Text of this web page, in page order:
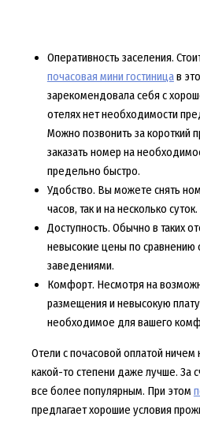
Оперативность заселения.
почасовая мини гостиницав
зарекомендовала себя с
отелях нет необходимости
Можно позвонить за короткий
заказать номер на
предельно быстро.
Удобство. Вы можете снять
часов, так и на несколько
Доступность. Обычно в таких
невысокие цены по сравнению
заведениями.
Комфорт. Несмотря на
размещения и невысокую
необходимое для вашего
Отели с почасовой оплатой
какой-то степени даже лучше. За
все более популярным. При этом
предлагает хорошие условия